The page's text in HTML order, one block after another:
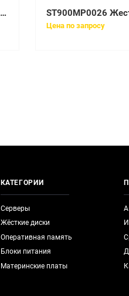
HUC109060CSS60 Жесткий диск Hitachi IBM 600GB 2,5 SAS 6G 64МВ 10К
Цена по запросу
КАТЕГОРИИ
Серверы
Жёсткие диски
Оперативная память
Блоки питания
Материнские платы